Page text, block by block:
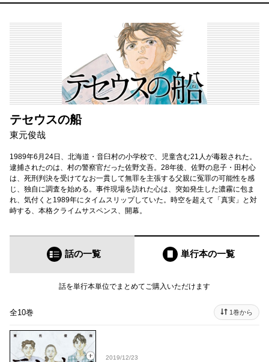
テセウスの船
東元俊哉
1989年6月24日、北海道・音臼村の小学校で、児童含む21人が毒殺された。
逮捕されたのは、村の警察官だった佐野文吾。28年後、佐野の息子・田村心
は、死刑判決を受けてなお一貫して無罪を主張する父親に冤罪の可能性を感
じ、独自に調査を始める。事件現場を訪れた心は、突如発生した濃霧に包ま
れ、気付くと1989年にタイムスリップしていた。時空を超えて「真実」と対
峙する、本格クライムサスペンス、開幕。
話の一覧 単行本の一覧
話を単行本単位でまとめてご購入いただけます
全10巻 1巻から
2019/12/23